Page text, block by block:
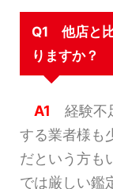
Q1 他店と
りますか？
A1 経験不
する業者様も
だという方も
では厳しい鑑